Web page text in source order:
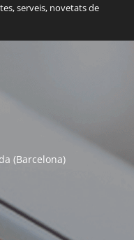
serveis, novetats de
(Barcelona)